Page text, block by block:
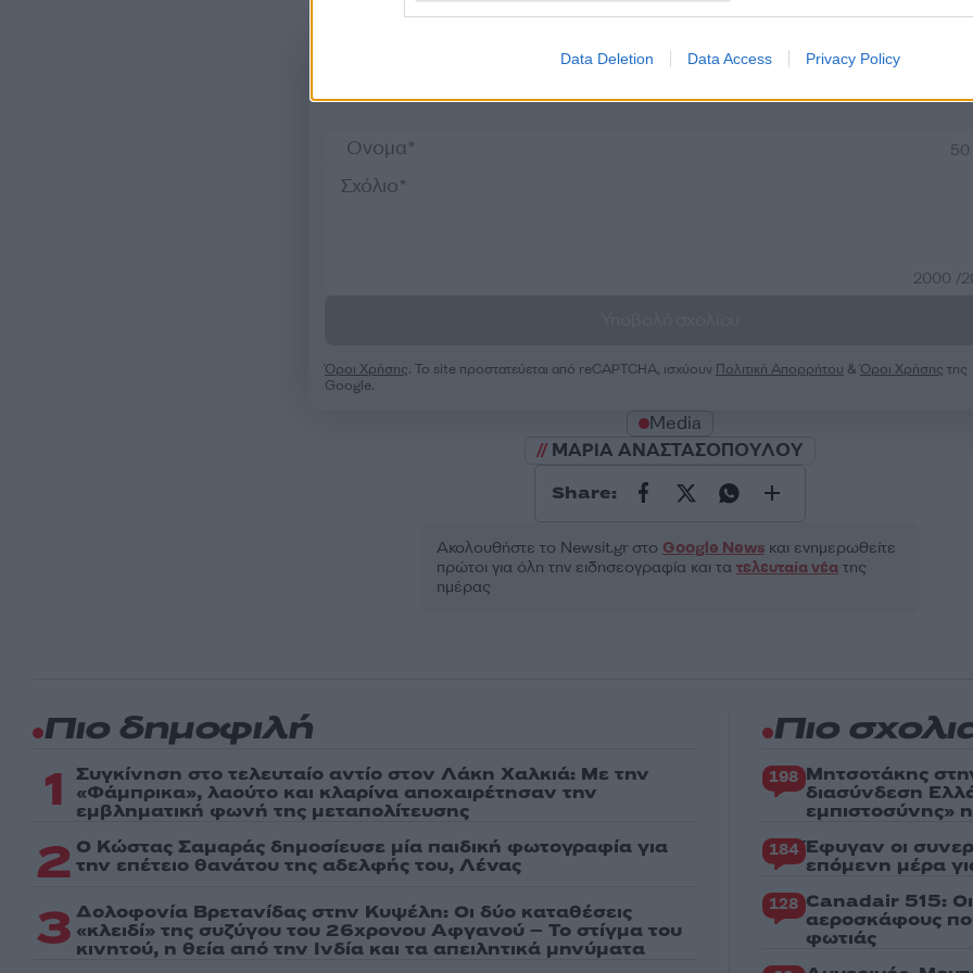
Data Deletion Data Access Privacy Policy
2000 /
Όροι Χρήσης. Το site προστατεύεται από reCAPTCHA, ισχύουν Πολιτική Απορρήτου &Όροι Χρήσης της
Google.
Media
ΜΑΡΙΑ ΑΝΑΣΤΑΣΟΠΟΥΛΟΥ
Share:
Ακολουθήστε το Νewsit.gr στο Google Newsκαι ενημερωθείτε
πρώτοι για όλη την ειδησεογραφία και τα τελευταία νέατης
ημέρας
Πιο δημοφιλή
1 Συγκίνηση στο τελευταίο αντίο στον Λάκη Χαλκιά: Με την
«Φάμπρικα», λαούτο και κλαρίνα αποχαιρέτησαν την
εμβληματική φωνή της μεταπολίτευσης
2 Ο Κώστας Σαμαράς δημοσίευσε μία παιδική φωτογραφία για
την επέτειο θανάτου της αδελφής του, Λένας
3 Δολοφονία Βρετανίδας στην Κυψέλη: Οι δύο καταθέσεις
«κλειδί» της συζύγου του 26χρονου Αφγανού – Το στίγμα του
κινητού, η θεία από την Ινδία και τα απειλητικά μηνύματα
Πιο
198 Μητσοτάκης
διασύνδεση
εμπιστοσύνης»
184 Έφυγαν οι
επόμενη μέρα
128 Canadair 515:
αεροσκάφους
φωτιάς